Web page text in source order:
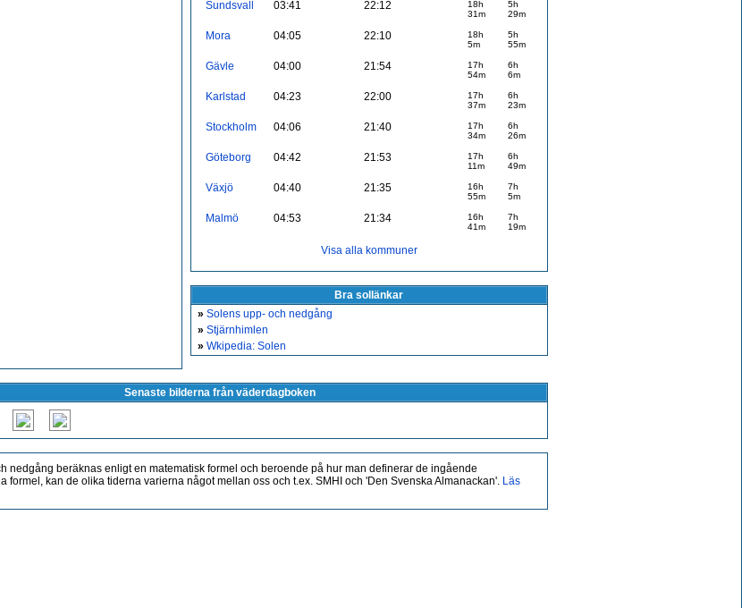
Sundsvall 03:41 22:12
18h
31m
5h
29m
Mora 04:05 22:10
18h
5m
5h
55m
Gävle 04:00 21:54
17h
54m
6h
6m
Karlstad 04:23 22:00
17h
37m
6h
23m
Stockholm 04:06 21:40
17h
34m
6h
26m
Göteborg 04:42 21:53
17h
11m
6h
49m
Växjö 04:40 21:35
16h
55m
7h
5m
Malmö 04:53 21:34
16h
41m
7h
19m
Visa alla kommuner
Bra sollänkar
» Solens upp- och nedgång
» Stjärnhimlen
» Wkipedia: Solen
Senaste bilderna från väderdagboken
nedgång beräknas enligt en matematisk formel och beroende på hur man definerar de ingående
formel, kan de olika tiderna varierna något mellan oss och t.ex. SMHI och 'Den Svenska Almanackan'. Läs